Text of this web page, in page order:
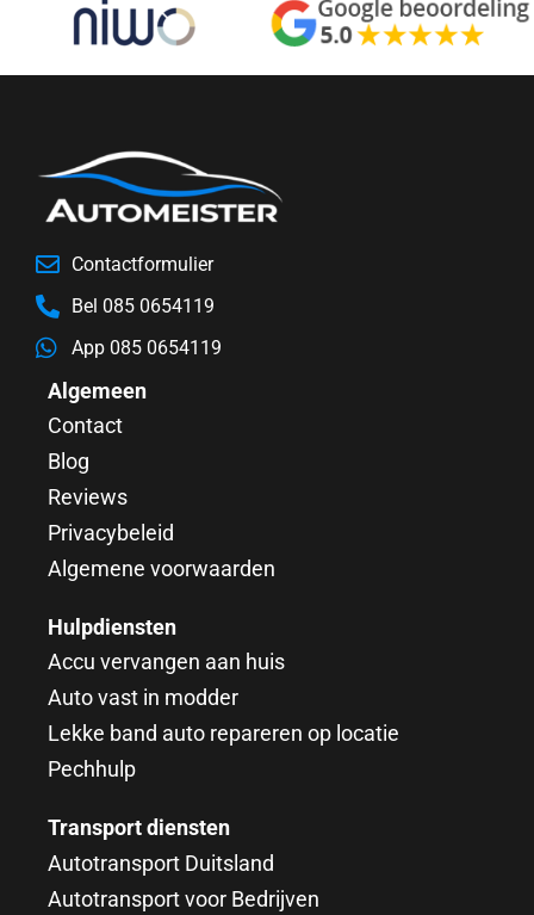
Contactformulier
Bel 085 0654119
App 085 0654119
Algemeen
Contact
Blog
Reviews
Privacybeleid
Algemene voorwaarden
Hulpdiensten
Accu vervangen aan huis
Auto vast in modder
Lekke band auto repareren op locatie
Pechhulp
Transport diensten
Autotransport Duitsland
Autotransport voor Bedrijven